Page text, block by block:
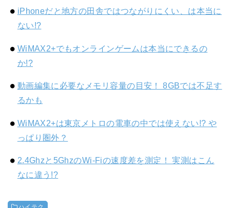
iPhoneだと地方の田舎ではつながりにくい、は本当に
ない!?
WiMAX2+でもオンラインゲームは本当にできるの
か!?
動画編集に必要なメモリ容量の目安！ 8GBでは不足す
るかも
WiMAX2+は東京メトロの電車の中では使えない!? や
っぱり圏外？
2.4Ghzと5GhzのWi-Fiの速度差を測定！ 実測はこん
なに違う!?